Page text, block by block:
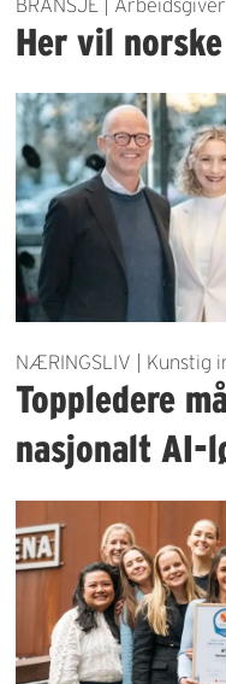
Her vil
NÆRINGSLIV | Kunstig
Toppledere
nasjonalt AI-